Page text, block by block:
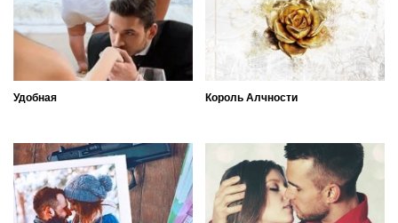
Удобная Король Алчности